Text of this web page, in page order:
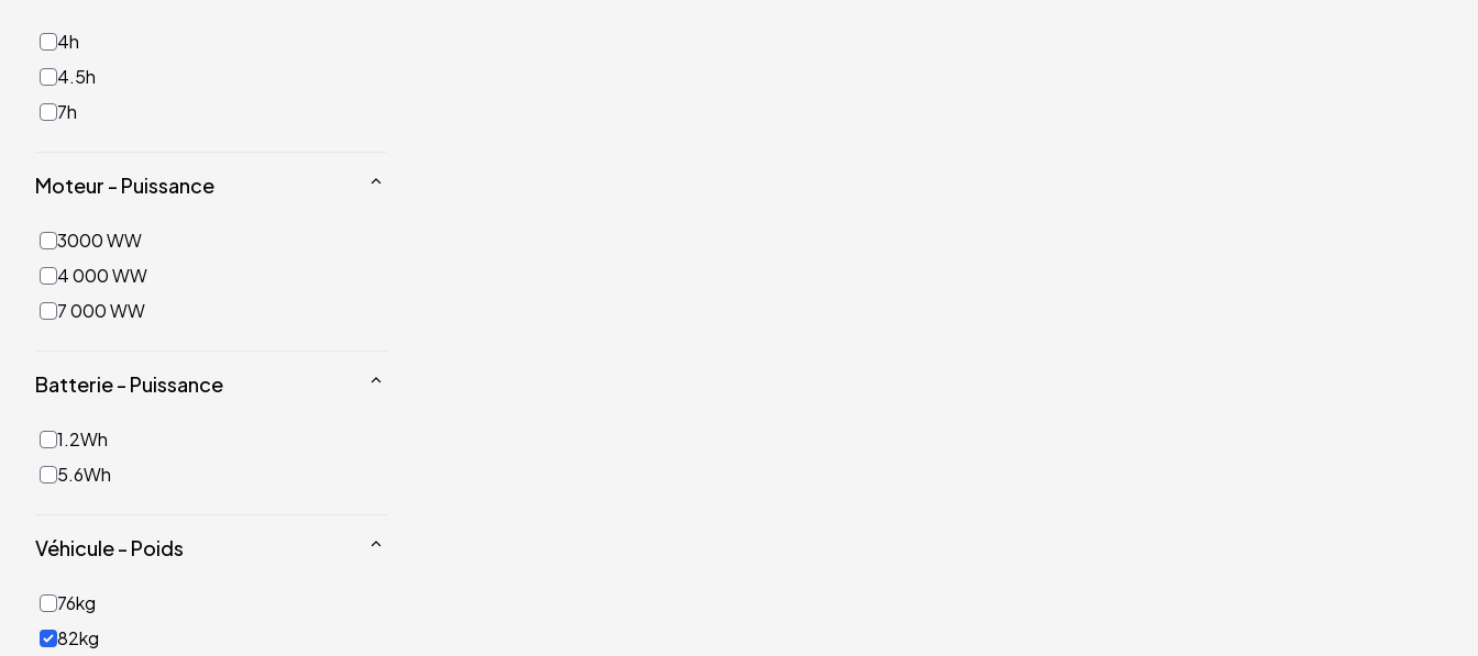
4h
4.5h
7h
Moteur - Puissance
3000 WW
4 000 WW
7 000 WW
Batterie - Puissance
1.2Wh
5.6Wh
Véhicule - Poids
76kg
82kg